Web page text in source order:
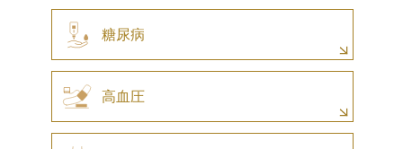
糖尿病
高血圧